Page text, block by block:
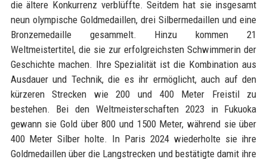
die ältere Konkurrenz verblüffte. Seitdem hat sie insgesamt
neun olympische Goldmedaillen, drei Silbermedaillen und eine
Bronzemedaille gesammelt. Hinzu kommen 21
Weltmeistertitel, die sie zur erfolgreichsten Schwimmerin der
Geschichte machen. Ihre Spezialität ist die Kombination aus
Ausdauer und Technik, die es ihr ermöglicht, auch auf den
kürzeren Strecken wie 200 und 400 Meter Freistil zu
bestehen. Bei den Weltmeisterschaften 2023 in Fukuoka
gewann sie Gold über 800 und 1500 Meter, während sie über
400 Meter Silber holte. In Paris 2024 wiederholte sie ihre
Goldmedaillen über die Langstrecken und bestätigte damit ihre